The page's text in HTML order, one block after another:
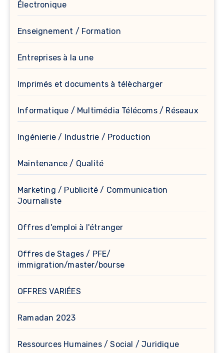
Électronique
Enseignement / Formation
Entreprises à la une
Imprimés et documents à télècharger
Informatique / Multimédia Télécoms / Réseaux
Ingénierie / Industrie / Production
Maintenance / Qualité
Marketing / Publicité / Communication
Journaliste
Offres d'emploi à l'étranger
Offres de Stages / PFE/
immigration/master/bourse
OFFRES VARIÉES
Ramadan 2023
Ressources Humaines / Social / Juridique